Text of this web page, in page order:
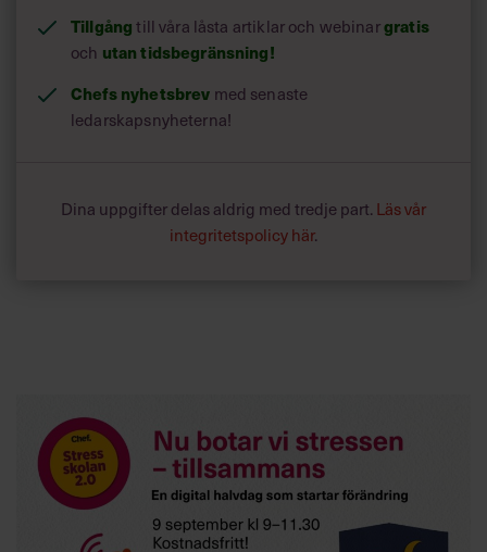
på entreprenad. Med tidens gång har begreppet
outsourcing (se detta begrepp)
företeelse.
nad” eller att ”leja ut”.
Tillgångtill våra låsta artiklar och webinargratis
och utan tidsbegränsning!
Chefs nyhetsbrev med senaste
ledarskapsnyheterna!
Dina uppgifter delas aldrig med tredje part. Läs vår
integritetspolicy här.